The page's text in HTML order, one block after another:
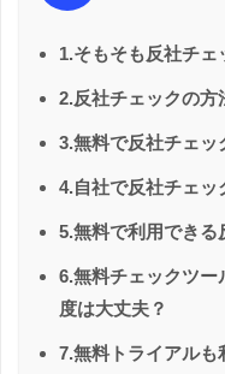
1.そもそも反社チェ
2.反社チェックの方
3.無料で反社チェッ
4.自社で反社チェッ
5.無料で利用できる
6.無料チェックツ
度は大丈夫？
7.無料トライアル